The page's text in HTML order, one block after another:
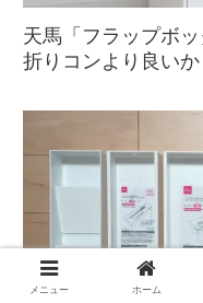
天馬「フラップボ
折りコンより良いか
メニュー ホーム